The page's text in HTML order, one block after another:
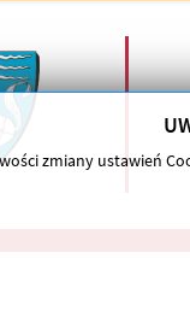
zmiany ustawień